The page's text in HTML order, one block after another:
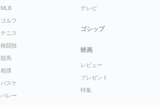
MLB
ゴルフ
テニス
格闘技
競馬
相撲
バスケ
バレー
テレビ
ゴシップ
映画
レビュー
プレゼント
特集